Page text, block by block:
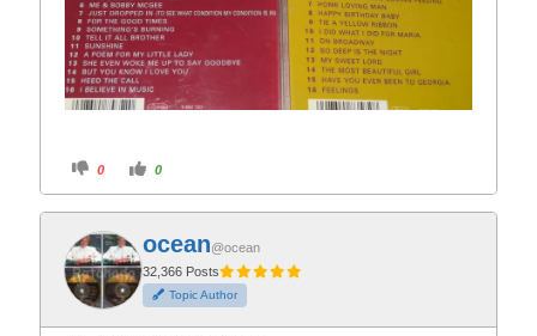
C
i
k
f
o
r
t
h
u
m
0
C
i
k
o
r
t
h
u
m
0
ocean@ocean
32,366 Posts
Topic Author